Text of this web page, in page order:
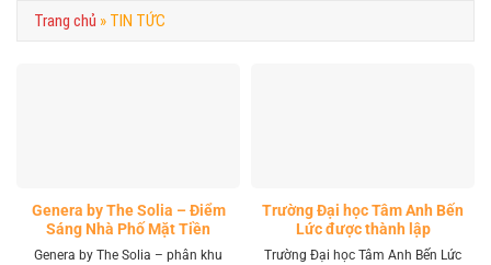
Trang chủ » TIN TỨC
Genera by The Solia – Điểm
Sáng Nhà Phố Mặt Tiền
Vành Đai 4 Khu Tây
Genera by The Solia – phân khu
Trường Đại học Tâm Anh Bến
Lức được thành lập
Trường Đại học Tâm Anh Bến Lức